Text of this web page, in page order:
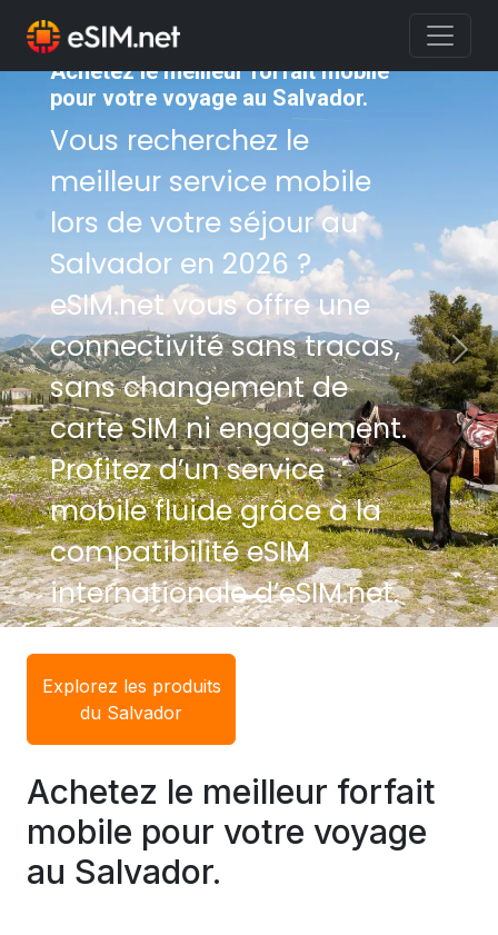
Achetez le meilleur forfait mobile
pour votre voyage au Salvador.
Vous recherchez le
meilleur service mobile
lors de votre séjour au
Salvador en 2026 ?
eSIM.net vous offre une
connectivité sans tracas,
sans changement de
carte SIM ni engagement.
Profitez d’un service
mobile fluide grâce à la
compatibilité eSIM
internationale d’eSIM.net.
Previous Next
Explorez les produits
du Salvador
Achetez le meilleur forfait
mobile pour votre voyage
au Salvador.